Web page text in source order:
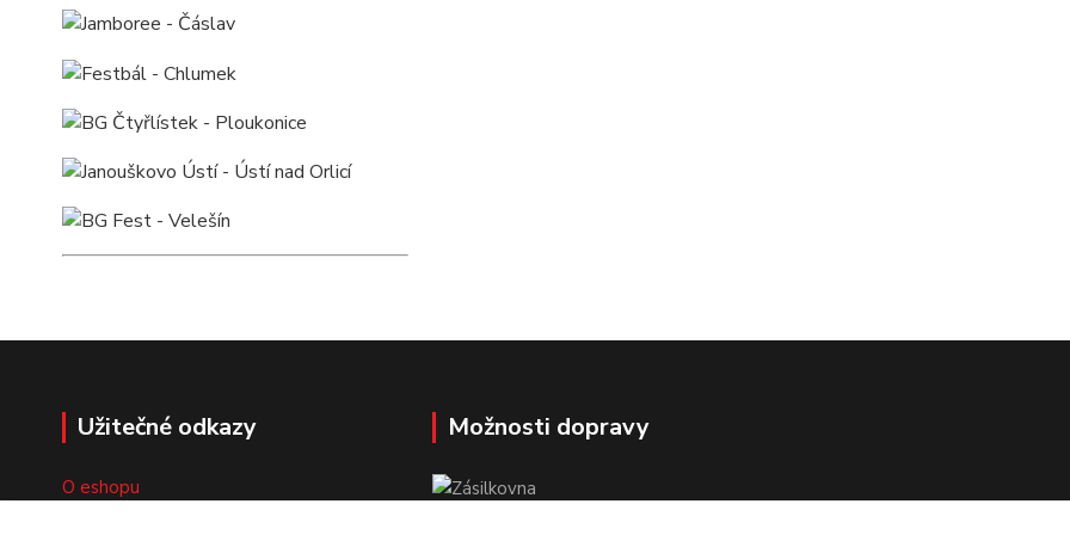
Užitečné odkazy
O eshopu
Možnosti dopravy